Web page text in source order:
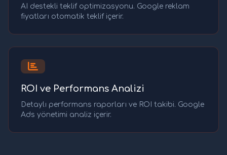
AI destekli teklif optimizasyonu. Google reklam
fiyatları otomatik teklif içerir.
ROI ve Performans Analizi
Detaylı performans raporları ve ROI takibi. Google
Ads yönetimi analiz içerir.